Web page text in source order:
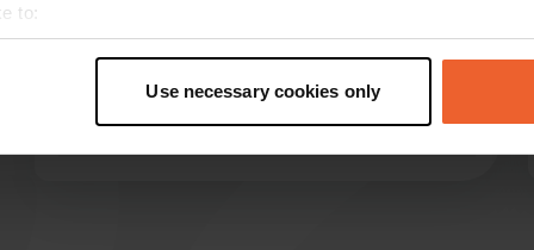
to:
geographical location which can be accurate to within
personal data is processed and set your preferences in the
Use necessary cookies only
joignable par téléphone. Sans réservation, nous
avons été refusés car il n'y aurait pas de place,
mais sur les 5 places disponibles, il n'y avait
qu'un camping-car et un bus. Honte.